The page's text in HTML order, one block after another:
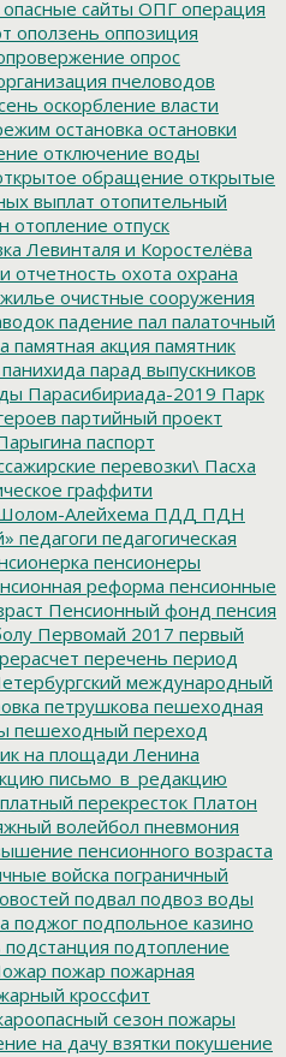
опасные сайты ОПГ операция
оползень оппозиция
опрос
пчеловодов
оскорбление власти
остановка остановки
отключение воды
обращение открытые
выплат отопительный
отопление отпуск
Левинталя и Коростелёва
отчетность охота охрана
очистные сооружения
падение пал палаточный
памятная акция памятник
панихида парад выпускников
Парасибириада-2019 Парк
партийный проект
паспорт
перевозки\ Пасха
граффити
Алейхема ПДД ПДН
педагоги педагогическая
пенсионеры
реформа пенсионные
Пенсионный фонд пенсия
Первомай 2017 первый
перечень период
международный
петрушкова пешеходная
пешеходный переход
на площади Ленина
письмо_в_редакцию
платный перекресток Платон
волейбол пневмония
пенсионного возраста
войска пограничный
подвал подвоз воды
поджог подпольное казино
подстанция подтопление
пожар пожарная
кроссфит
сезон пожары
на дачу взятки покушение